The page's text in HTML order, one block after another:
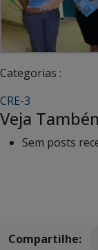
Categorias :
CRE-3
Veja
Sem posts
Compartilhe: